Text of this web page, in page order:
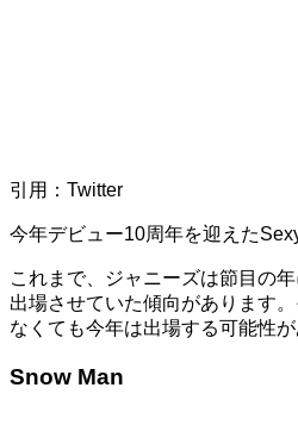
引用：Twitter
今年デビュー10周年を迎えた
これまで、ジャニーズは節目の
出場させていた傾向があります
なくても今年は出場する可能性が
Snow Man